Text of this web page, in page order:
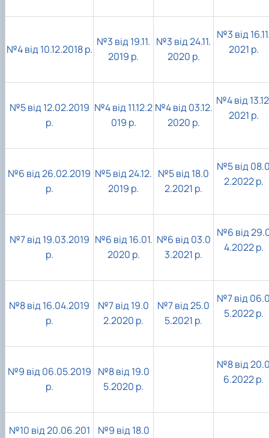
№4 від 10.12.2018 р.
№3 від 19.11.
2019 р.
№3 від 24.11.
2020 р.
№3 від
2021 р.
№5 від 12.02.2019
р.
№4 від 11.12.2
019 р.
№4 від 03.12.
2020 р.
№4 від
2021 р.
№6 від 26.02.2019
р.
№5 від 24.12.
2019 р.
№5 від 18.0
2.2021 р.
№5 від
2.2022 р.
№7 від 19.03.2019
р.
№6 від 16.01.
2020 р.
№6 від 03.0
3.2021 р.
№6 від
4.2022 р.
№8 від 16.04.2019
р.
№7 від 19.0
2.2020 р.
№7 від 25.0
5.2021 р.
№7 від
5.2022 р.
№9 від 06.05.2019
р.
№8 від 19.0
5.2020 р.
№8 від
6.2022 р.
№10 від 20.06.201
№9 від 18.0